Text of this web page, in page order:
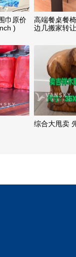
巾原价
)
高端餐桌餐
边几搬家转
综合大甩卖